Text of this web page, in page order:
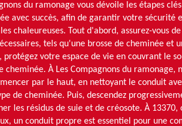
du ramonage vous dévoile les étapes
avec succès, afin de garantir votre sécurité
chaleureuses. Tout d'abord, assurez-vous
tels qu'une brosse de cheminée et
protégez votre espace de vie en couvrant le
cheminée. À Les Compagnons du ramonage,
par le haut, en nettoyant le conduit
de cheminée. Puis, descendez
les résidus de suie et de créosote. À
un conduit propre est essentiel pour une